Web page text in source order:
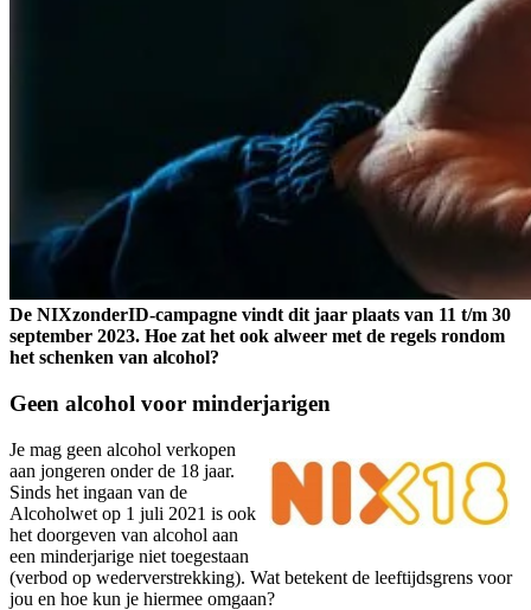
De NIXzonderID-campagne vindt dit jaar plaats van 11 t/m 30
september 2023. Hoe zat het ook alweer met de regels rondom
het schenken van alcohol?
Geen alcohol voor minderjarigen
Je mag geen alcohol verkopen
aan jongeren onder de 18 jaar.
Sinds het ingaan van de
Alcoholwet op 1 juli 2021 is ook
het doorgeven van alcohol aan
een minderjarige niet toegestaan
(verbod op wederverstrekking). Wat betekent de leeftijdsgrens voor
jou en hoe kun je hiermee omgaan?